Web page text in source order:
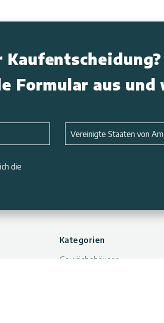
Formular aus
Vereinigte Staaten von
die
Kategorien
Gewächshäuser